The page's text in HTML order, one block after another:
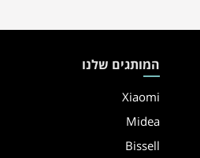
המותגים שלנו
Xiaomi
Midea
Bissell